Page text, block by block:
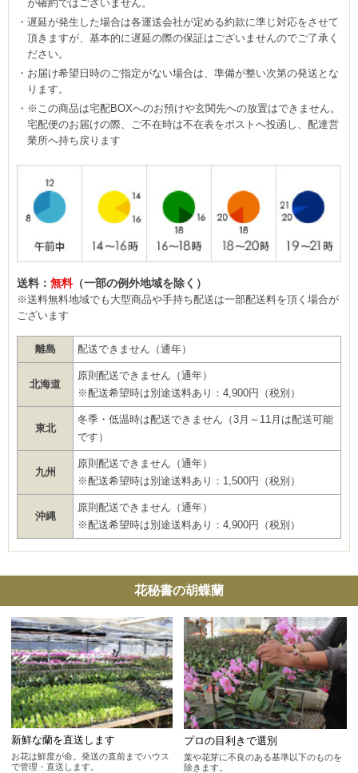
が確約ではございません。
遅延が発生した場合は各運送会社が定める約款に準じ対応をさせて
頂きますが、基本的に遅延の際の保証はございませんのでご了承く
ださい。
お届け希望日時のご指定がない場合は、準備が整い次第の発送とな
ります。
※この商品は宅配BOXへのお預けや玄関先への放置はできません。
宅配便のお届けの際、ご不在時は不在表をポストへ投函し、配達営
業所へ持ち戻ります
送料： 無料（一部の例外地域を除く）
※送料無料地域でも大型商品や手持ち配送は一部配送料を頂く場合が
ございます
離島 配送できません（通年）
北海道
原則配送できません（通年）
※配送希望時は別途送料あり：4,900円（税別）
東北
冬季・低温時は配送できません（3月～11月は配送可能
です）
九州
原則配送できません（通年）
※配送希望時は別途送料あり：1,500円（税別）
沖縄
原則配送できません（通年）
※配送希望時は別途送料あり：4,900円（税別）
花秘書の胡蝶蘭
新鮮な蘭を直送します
お花は鮮度が命。発送の直前までハウス
で管理・直送します。
プロの目利きで選別
葉や花芽に不良のある基準以下のものを
除きます。